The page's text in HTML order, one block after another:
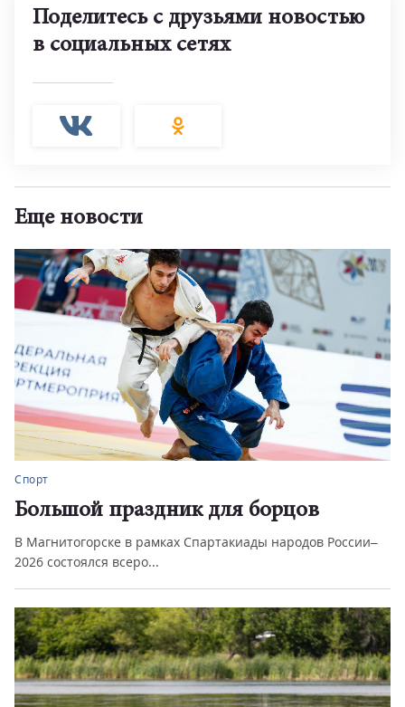
Поделитесь с друзьями новостью
в социальных сетях
Еще новости
Спорт
Большой праздник для борцов
В Магнитогорске в рамках Спартакиады народов России–
2026 состоялся всеро...